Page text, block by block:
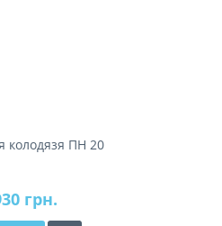
колодязя ПН 20
грн.